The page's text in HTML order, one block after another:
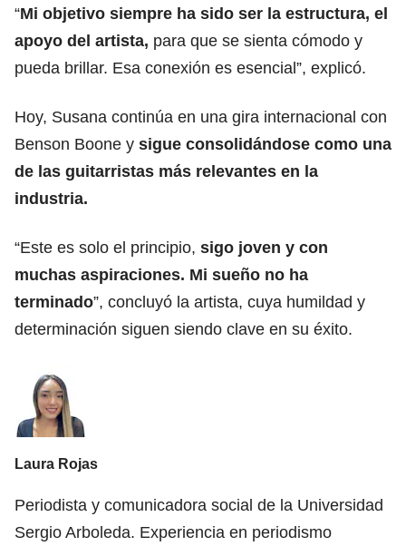
“Mi objetivo siempre ha sido ser la estructura, el
apoyo del artista, para que se sienta cómodo y
pueda brillar. Esa conexión es esencial”, explicó.
Hoy, Susana continúa en una gira internacional con
Benson Boone y sigue consolidándose como una
de las guitarristas más relevantes en la
industria.
“Este es solo el principio, sigo joven y con
muchas aspiraciones. Mi sueño no ha
terminado”, concluyó la artista, cuya humildad y
determinación siguen siendo clave en su éxito.
Laura Rojas
Periodista y comunicadora social de la Universidad
Sergio Arboleda. Experiencia en periodismo